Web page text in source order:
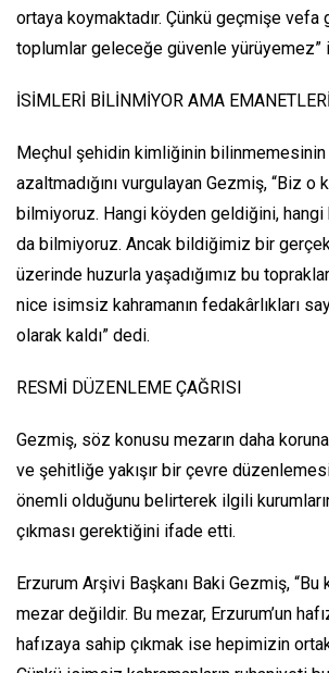
ortaya koymaktadır. Çünkü geçmişe vefa
toplumlar geleceğe güvenle yürüyemez”
İSİMLERİ BİLİNMİYOR AMA
Meçhul şehidin kimliğinin
azaltmadığını vurgulayan Gezmiş, “Biz o
bilmiyoruz. Hangi köyden geldiğini, hangi
da bilmiyoruz. Ancak bildiğimiz bir
üzerinde huzurla yaşadığımız bu
nice isimsiz kahramanın fedakârlıkları
olarak kaldı” dedi.
RESMİ DÜZENLEME ÇAĞRISI
Gezmiş, söz konusu mezarın daha
ve şehitliğe yakışır bir çevre düzenlemesi
önemli olduğunu belirterek ilgili
çıkması gerektiğini ifade etti.
Erzurum Arşivi Başkanı Baki Gezmiş, “Bu
mezar değildir. Bu mezar, Erzurum’un
hafızaya sahip çıkmak ise hepimizin